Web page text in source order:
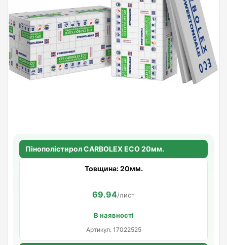
Пінополістирол CARBOLEX ECO 20мм.
Товщина: 20мм.
69.94/лист
В наявності
Артикул: 17022525